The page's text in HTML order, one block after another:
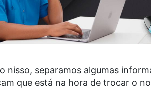
nisso, separamos algumas
que está na hora de trocar o